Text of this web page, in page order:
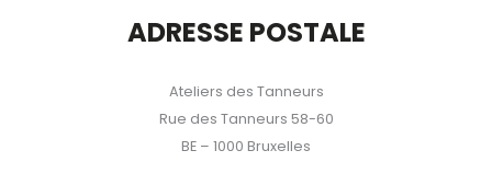
ADRESSE POSTALE
Ateliers des Tanneurs
Rue des Tanneurs 58-60
BE – 1000 Bruxelles